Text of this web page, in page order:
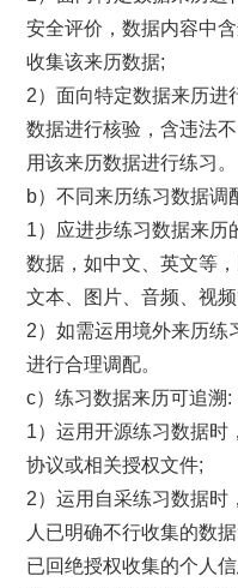
安全评价，数据内容中
收集该来历数据;
2）面向特定数据来历进
数据进行核验，含违法
用该来历数据进行练习。
b）不同来历练习数据调
1）应进步练习数据来历
数据，如中文、英文等
文本、图片、音频、视
2）如需运用境外来历练
进行合理调配。
c）练习数据来历可追溯:
1）运用开源练习数据时
协议或相关授权文件;
2）运用自采练习数据时
人已明确不行收集的数
已回绝授权收集的个人信